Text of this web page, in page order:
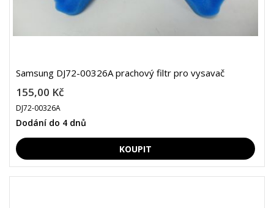
Samsung DJ72-00326A prachový filtr pro vysavač
155,00 Kč
DJ72-00326A
Dodání do 4 dnů